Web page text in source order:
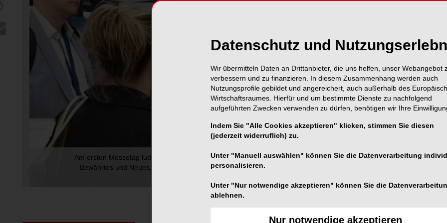
Am ersten Messetag lud BEGO zu einem exklusiven Presserundgang an ihren Stand ein. Präsentiert wurde
Bewährtes und Neues, u.a. ein Update aus dem Bereich 3D-Druck, sowie Materialien, Smart Veneering,
1/
Datenschutz und
Wir übermitteln Daten an Drittanbieter, die uns helfen, unser Webangebot
verbessern und zu finanzieren. In diesem Zusammenhang werden auch
Nutzungsprofile gebildet und angereichert, auch außerhalb des
Wirtschaftsraumes. Hierfür und um bestimmte Dienste zu nachfolgend
aufgeführten Zwecken verwenden zu dürfen, benötigen wir Ihre
Indem Sie "Alle Cookies akzeptieren" klicken, stimmen Sie diesen
(jederzeit widerruflich) zu.
Unter "Manuell auswählen" können Sie die Datenverarbeitung
personalisieren.
Unter "Nur notwendige akzeptieren" können Sie die
ablehnen.
Nur notwendige akzeptieren